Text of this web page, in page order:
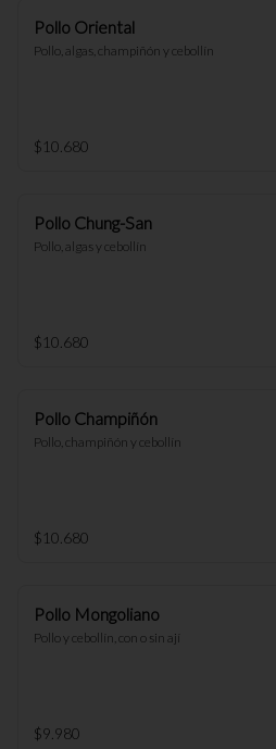
Pollo Oriental
Pollo, algas, champiñón y cebollín
$10.680
Pollo Chung-San
Pollo, algas y cebollín
$10.680
Pollo Champiñón
Pollo, champiñón y cebollín
$10.680
Pollo Mongoliano
Pollo y cebollín, con o sin ají
$9.980